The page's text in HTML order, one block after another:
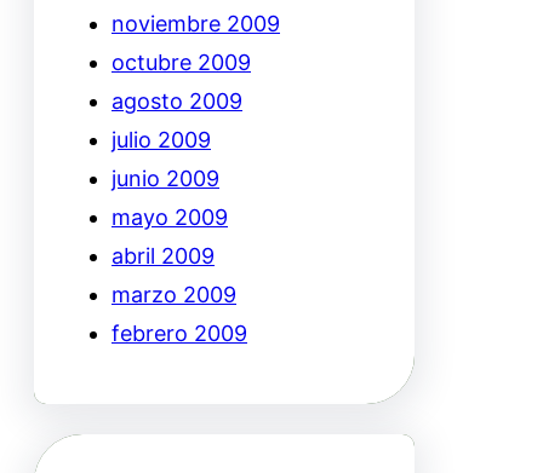
noviembre 2009
octubre 2009
agosto 2009
julio 2009
junio 2009
mayo 2009
abril 2009
marzo 2009
febrero 2009